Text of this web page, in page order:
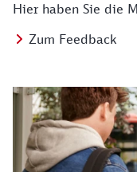
Hier haben Sie die
Zum Feedback